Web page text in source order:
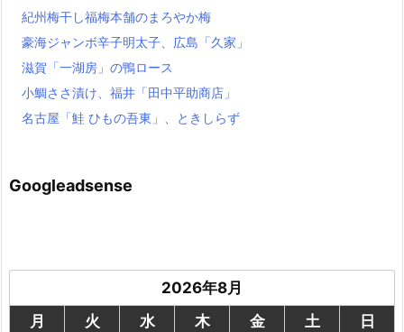
紀州梅干し福梅本舗のまろやか梅
豪海ジャンボ辛子明太子、広島「久家」
滋賀「一湖房」の鴨ロース
小鯛ささ漬け、福井「田中平助商店」
名古屋「鮭 ひもの吾東」、ときしらず
Googleadsense
2026年8月
月
火 水 木 金 土
日